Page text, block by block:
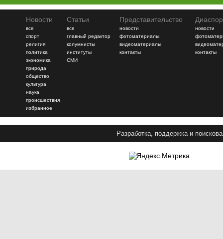
Новости
все
спорт
религия
политика
экономика
природа
общество
культура
наука
происшествия
избранное
Статьи
все
главный редактор
колумнисты
институты
СМИ
Представительство
новости
фотоматериалы
видеоматериалы
контакты
новости
контакты
Разработка, поддержка и